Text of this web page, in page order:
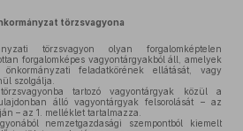
törzsvagyona
törzsvagyon olyan forgalomképtelen
forgalomképes vagyontárgyakból áll, amelyek
feladatkörének ellátását, vagy
szolgálja.
tartozó vagyontárgyak közül a
álló vagyontárgyak felsorolását – az
– az 1. melléklet tartalmazza.
nemzetgazdasági szempontból kiemelt